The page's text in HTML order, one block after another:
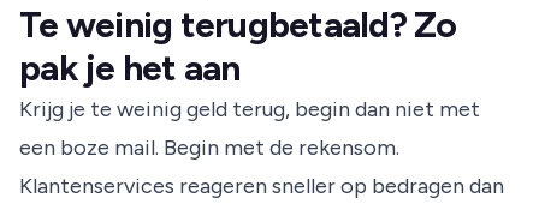
Te weinig terugbetaald? Zo
pak je het aan
Krijg je te weinig geld terug, begin dan niet met
een boze mail. Begin met de rekensom.
Klantenservices reageren sneller op bedragen dan